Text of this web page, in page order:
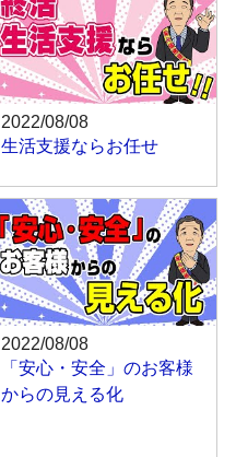
2022/08/08
生活支援ならお任せ
2022/08/08
「安心・安全」のお客様
からの見える化